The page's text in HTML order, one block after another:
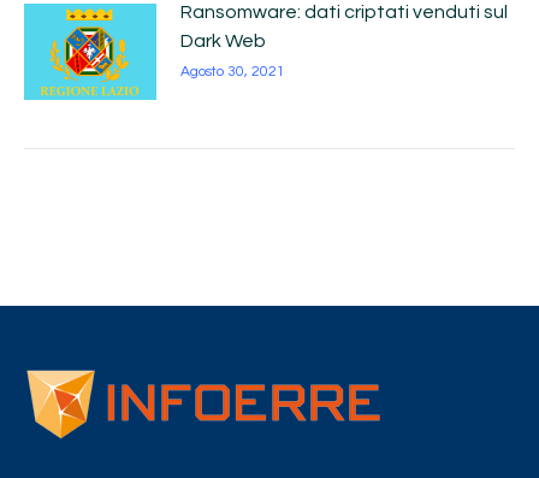
Ransomware: dati criptati venduti sul
Dark Web
Agosto 30, 2021